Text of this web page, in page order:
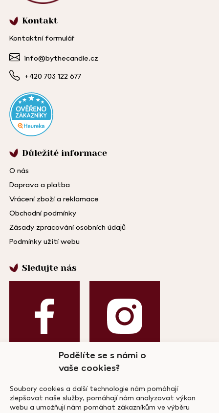
Podělíte se s námi o
vaše cookies?
Soubory cookies a další technologie nám pomáhají
zlepšovat naše služby, pomáhají nám analyzovat výkon
webu a umožňují nám pomáhat zákazníkům ve výběru
Kontakt
Kontaktní formulář
info@bythecandle.cz
+420 703 122 677
Důležité informace
O nás
Doprava a platba
Vrácení zboží a reklamace
Obchodní podmínky
Zásady zpracování osobních údajů
Podmínky užití webu
Sledujte nás